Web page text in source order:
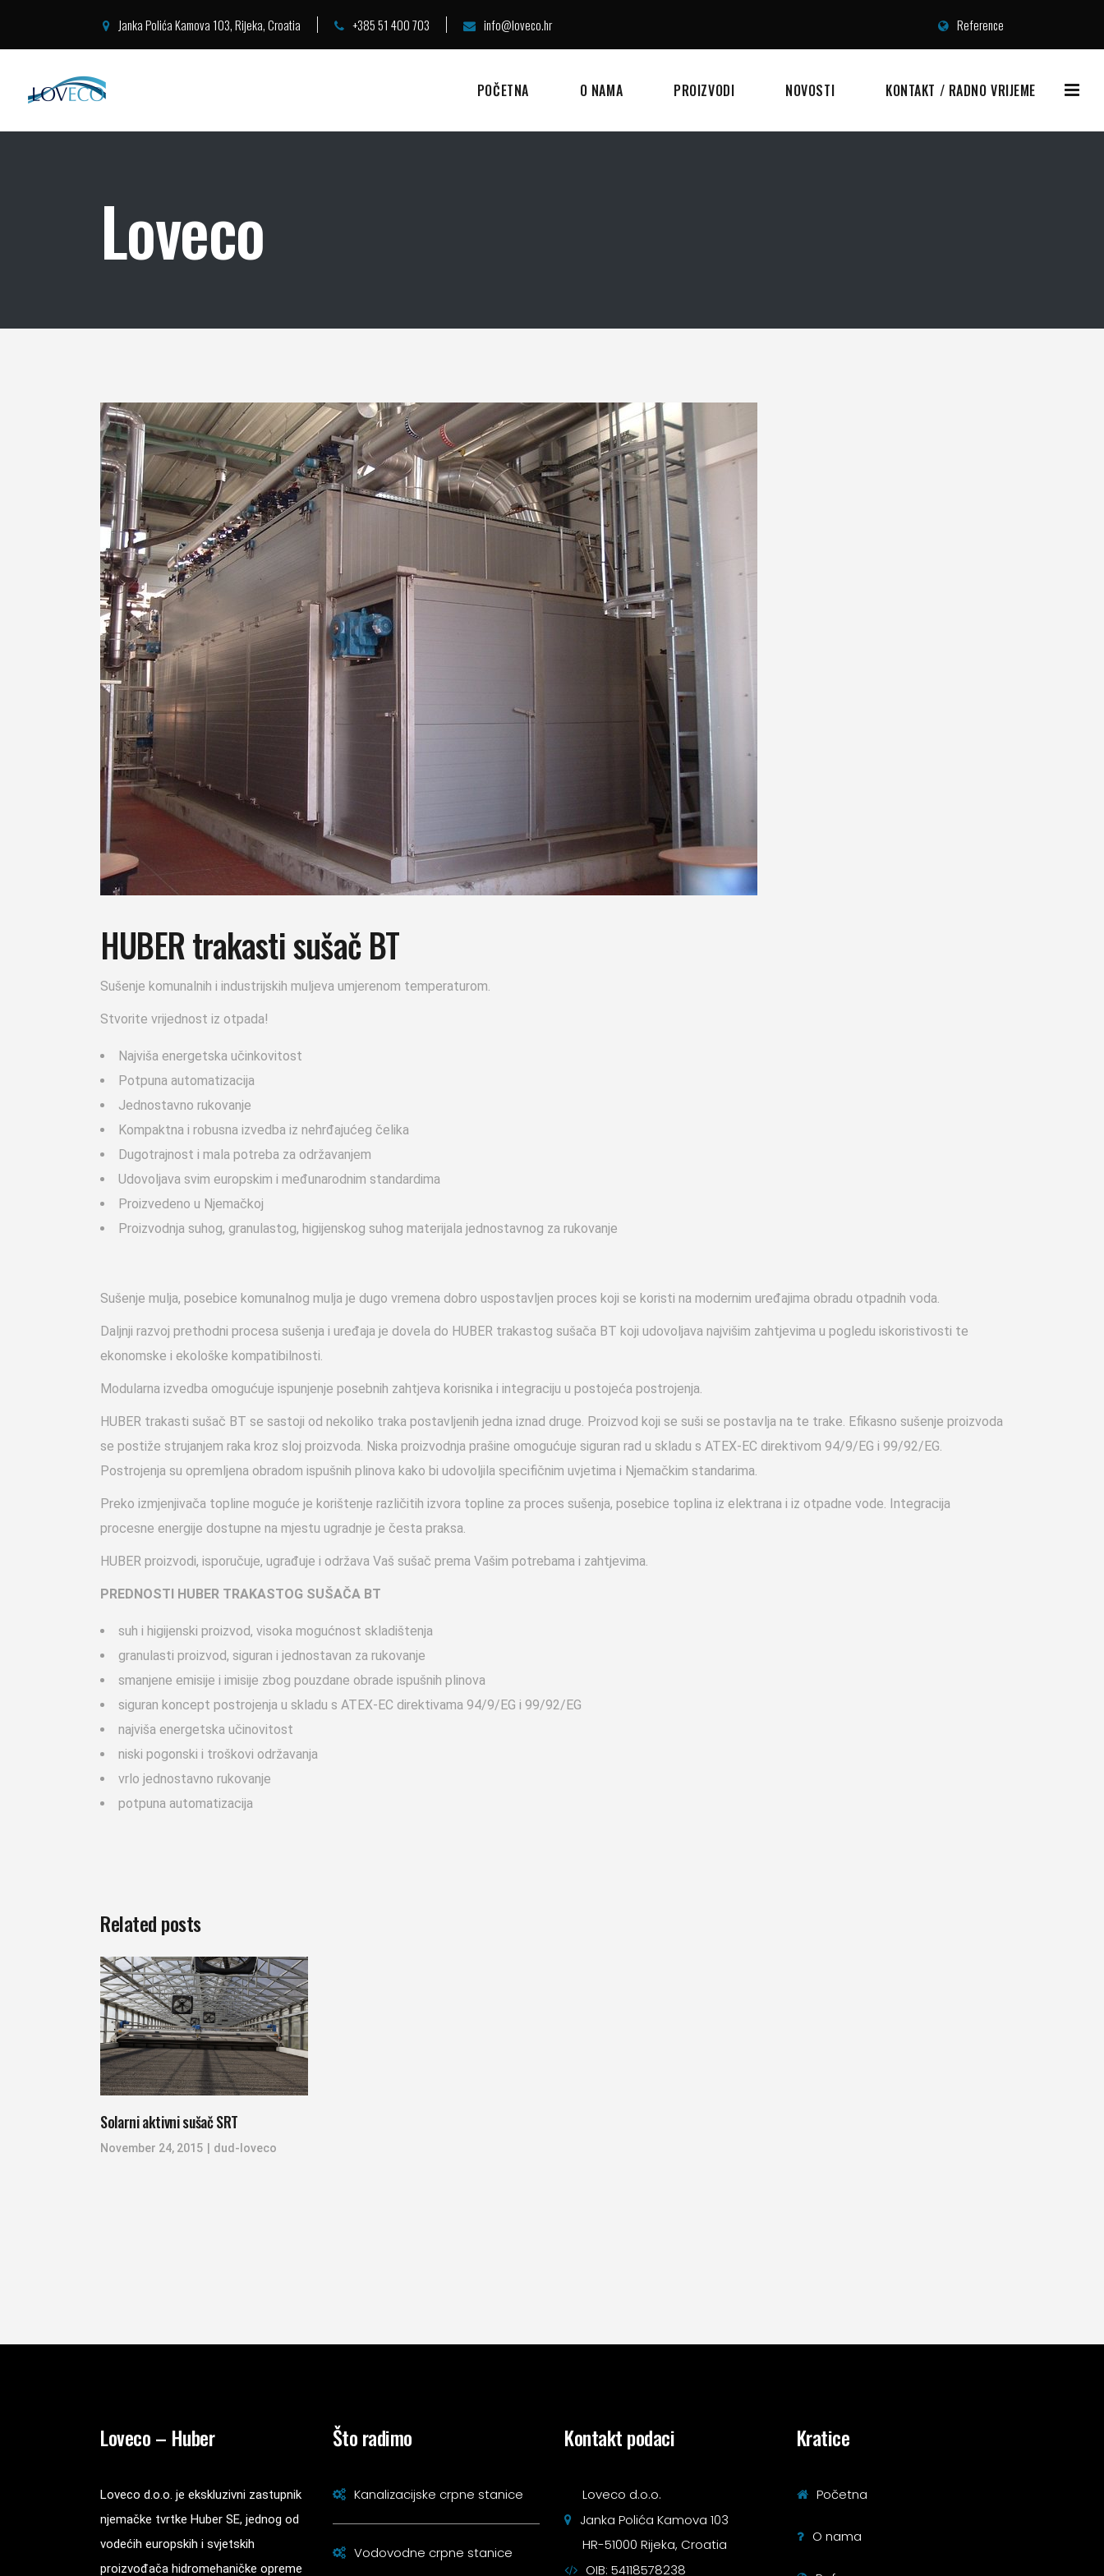
Janka Polića Kamova 103, Rijeka, Croatia +385 51 400 703 info@loveco.hr Reference
POČETNA O NAMA PROIZVODI NOVOSTI KONTAKT / RADNO VRIJEME
Loveco
HUBER trakasti sušač BT
Sušenje komunalnih i industrijskih muljeva umjerenom temperaturom.
Stvorite vrijednost iz otpada!
Najviša energetska učinkovitost
Potpuna automatizacija
Jednostavno rukovanje
Kompaktna i robusna izvedba iz nehrđajućeg čelika
Dugotrajnost i mala potreba za održavanjem
Udovoljava svim europskim i međunarodnim standardima
Proizvedeno u Njemačkoj
Proizvodnja suhog, granulastog, higijenskog suhog materijala jednostavnog za rukovanje
Sušenje mulja, posebice komunalnog mulja je dugo vremena dobro uspostavljen proces koji se koristi na modernim uređajima obradu otpadnih voda.
Daljnji razvoj prethodni procesa sušenja i uređaja je dovela do HUBER trakastog sušača BT koji udovoljava najvišim zahtjevima u pogledu iskoristivosti te
ekonomske i ekološke kompatibilnosti.
Modularna izvedba omogućuje ispunjenje posebnih zahtjeva korisnika i integraciju u postojeća postrojenja.
HUBER trakasti sušač BT se sastoji od nekoliko traka postavljenih jedna iznad druge. Proizvod koji se suši se postavlja na te trake. Efikasno sušenje proizvoda
se postiže strujanjem raka kroz sloj proizvoda. Niska proizvodnja prašine omogućuje siguran rad u skladu s ATEX-EC direktivom 94/9/EG i 99/92/EG.
Postrojenja su opremljena obradom ispušnih plinova kako bi udovoljila specifičnim uvjetima i Njemačkim standarima.
Preko izmjenjivača topline moguće je korištenje različitih izvora topline za proces sušenja, posebice toplina iz elektrana i iz otpadne vode. Integracija
procesne energije dostupne na mjestu ugradnje je česta praksa.
HUBER proizvodi, isporučuje, ugrađuje i održava Vaš sušač prema Vašim potrebama i zahtjevima.
PREDNOSTI HUBER TRAKASTOG SUŠAČA BT
suh i higijenski proizvod, visoka mogućnost skladištenja
granulasti proizvod, siguran i jednostavan za rukovanje
smanjene emisije i imisije zbog pouzdane obrade ispušnih plinova
siguran koncept postrojenja u skladu s ATEX-EC direktivama 94/9/EG i 99/92/EG
najviša energetska učinovitost
niski pogonski i troškovi održavanja
vrlo jednostavno rukovanje
potpuna automatizacija
Related posts
Solarni aktivni sušač SRT
November 24, 2015 dud-loveco
Loveco – Huber
Loveco d.o.o. je ekskluzivni zastupnik
njemačke tvrtke Huber SE, jednog od
vodećih europskih i svjetskih
proizvođača hidromehaničke opreme
Što radimo
Kanalizacijske crpne stanice
Vodovodne crpne stanice
Kontakt podaci
Loveco d.o.o.
Janka Polića Kamova 103
HR-51000 Rijeka, Croatia
OIB: 54118578238
Kratice
Početna
O nama